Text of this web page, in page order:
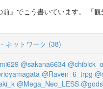
』でこう書いています。 「
ネットワーク (38)
@sakana6634
@Raven_6_trpg
@Mega_Neo_LESS